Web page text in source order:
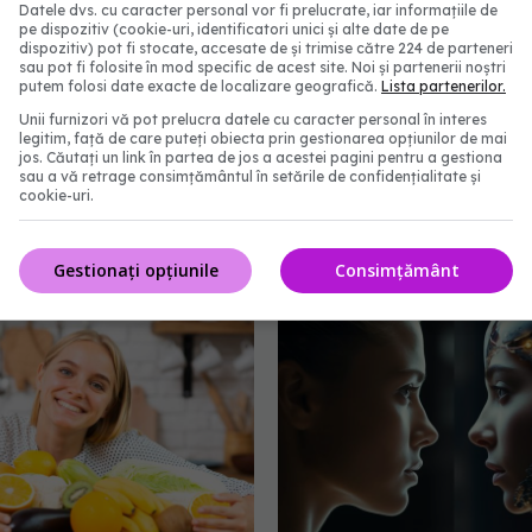
medicale pentru
și reînnoirea permisului
Ce se schimbă
Ministerul Sănătății
Nu beți apă din fântâni
22 iul 2026, 09:38
Datele dvs. cu caracter personal vor fi prelucrate, iar informațiile de
pe dispozitiv (cookie-uri, identificatori unici și alte date de pe
dispozitiv) pot fi stocate, accesate de și trimise către 224 de parteneri
sau pot fi folosite în mod specific de acest site. Noi și partenerii noștri
putem folosi date exacte de localizare geografică. Lista partenerilor.
Unii furnizori vă pot prelucra datele cu caracter personal în interes
legitim, față de care puteți obiecta prin gestionarea opțiunilor de mai
jos. Căutați un link în partea de jos a acestei pagini pentru a gestiona
sau a vă retrage consimțământul în setările de confidențialitate și
cookie-uri.
Consimțământ
Gestionați opțiunile